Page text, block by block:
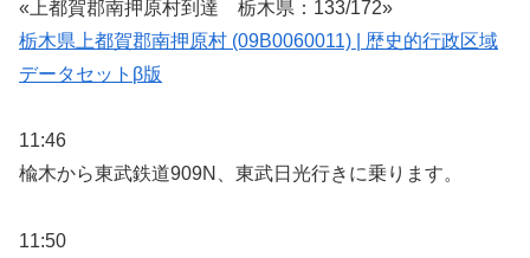
«上都賀郡南押原村到達 栃木県：133/172»
栃木県上都賀郡南押原村 (09B0060011) | 歴史的行政区域
データセットβ版
11:46
楡木から東武鉄道909N、東武日光行きに乗ります。
11:50